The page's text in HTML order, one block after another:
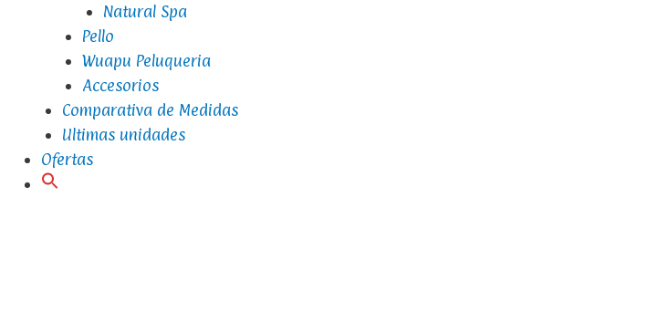
Natural Spa
Pello
Wuapu Peluqueria
Accesorios
Comparativa de Medidas
Ultimas unidades
Ofertas